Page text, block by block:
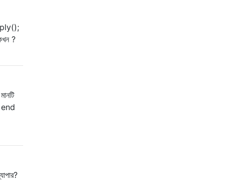
?
end